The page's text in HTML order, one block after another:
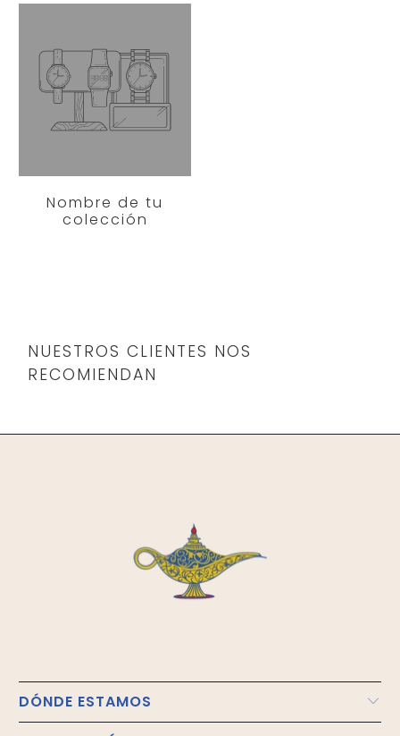
Nombre de tu
colección
NUESTROS CLIENTES NOS
RECOMIENDAN
DÓNDE ESTAMOS